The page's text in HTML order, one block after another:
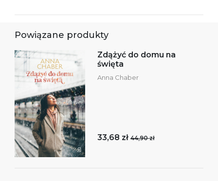
Powiązane produkty
Zdążyć do domu na
święta
Anna Chaber
33,68 zł 44,90 zł